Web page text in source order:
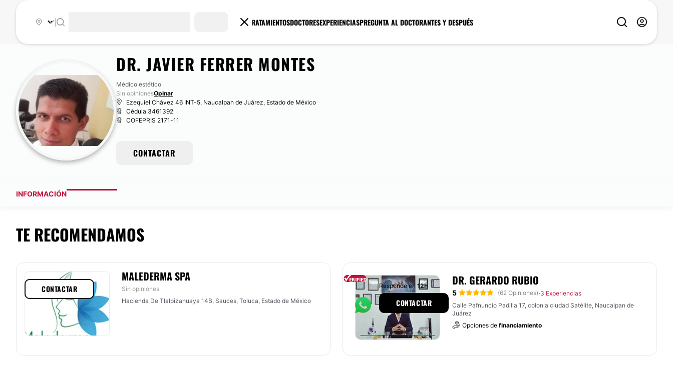
TRATAMIENTOSDOCTORESEXPERIENCIASPREGUNTA AL DOCTORANTES Y DESPUÉS
DR. JAVIER FERRER MONTES
Médico estético
Sin opinionesOpinar
Ezequiel Chávez 46 INT-5, Naucalpan de Juárez, Estado de México
Cédula 3461392
COFEPRIS 2171-11
CONTACTAR
INFORMACIÓN
TE RECOMENDAMOS
MALEDERMA SPA
Sin opiniones
Hacienda De Tlalpizahuaya 14B, Sauces, Toluca, Estado de México
CONTACTAR
DR. GERARDO RUBIO
5 (62 Opiniones)·3 Experiencias
Calle Pafnuncio Padilla 17, colonia ciudad Satélite, Naucalpan de
Juárez
Opciones de financiamiento
Responde en 12h
CONTACTAR